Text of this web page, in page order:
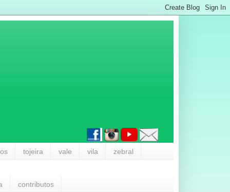
tojeira vale vila zebral
contributos